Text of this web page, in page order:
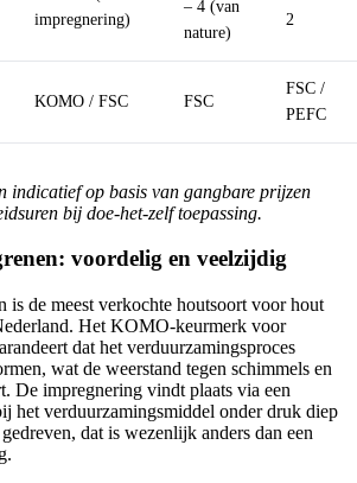
impregnering)
– 4 (van
nature)
2
KOMO / FSC FSC
FSC /
PEFC
indicatief op basis van gangbare prijzen
bij doe-het-zelf toepassing.
voordelig en veelzijdig
is de meest verkochte houtsoort voor hout
Het KOMO-keurmerk voor
dat het verduurzamingsproces
wat de weerstand tegen schimmels en
De impregnering vindt plaats via een
het verduurzamingsmiddel onder druk diep
dat is wezenlijk anders dan een